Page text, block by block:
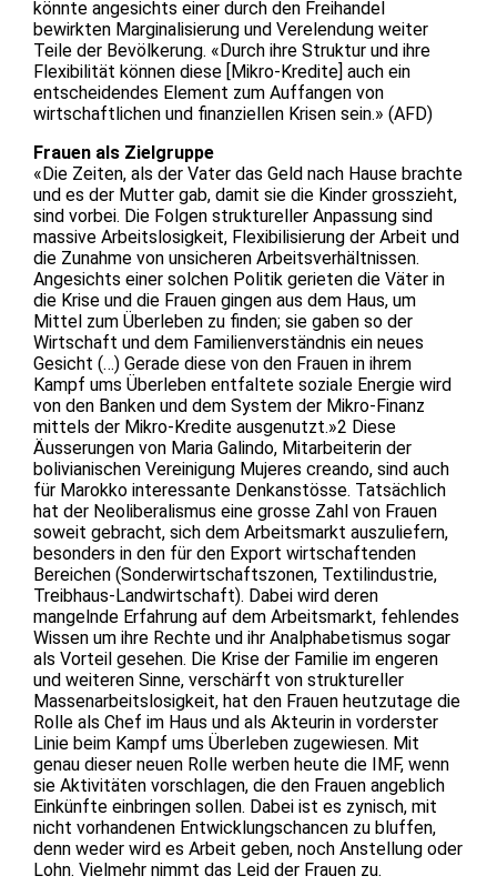
könnte angesichts einer durch den Freihandel
bewirkten Marginalisierung und Verelendung weiter
Teile der Bevölkerung. «Durch ihre Struktur und ihre
Flexibilität können diese [Mikro-Kredite] auch ein
entscheidendes Element zum Auffangen von
wirtschaftlichen und finanziellen Krisen sein.» (AFD)
Frauen als Zielgruppe
«Die Zeiten, als der Vater das Geld nach Hause brachte
und es der Mutter gab, damit sie die Kinder grosszieht,
sind vorbei. Die Folgen struktureller Anpassung sind
massive Arbeitslosigkeit, Flexibilisierung der Arbeit und
die Zunahme von unsicheren Arbeitsverhältnissen.
Angesichts einer solchen Politik gerieten die Väter in
die Krise und die Frauen gingen aus dem Haus, um
Mittel zum Überleben zu finden; sie gaben so der
Wirtschaft und dem Familienverständnis ein neues
Gesicht (…) Gerade diese von den Frauen in ihrem
Kampf ums Überleben entfaltete soziale Energie wird
von den Banken und dem System der Mikro-Finanz
mittels der Mikro-Kredite ausgenutzt.»2 Diese
Äusserungen von Maria Galindo, Mitarbeiterin der
bolivianischen Vereinigung Mujeres creando, sind auch
für Marokko interessante Denkanstösse. Tatsächlich
hat der Neoliberalismus eine grosse Zahl von Frauen
soweit gebracht, sich dem Arbeitsmarkt auszuliefern,
besonders in den für den Export wirtschaftenden
Bereichen (Sonderwirtschaftszonen, Textilindustrie,
Treibhaus-Landwirtschaft). Dabei wird deren
mangelnde Erfahrung auf dem Arbeitsmarkt, fehlendes
Wissen um ihre Rechte und ihr Analphabetismus sogar
als Vorteil gesehen. Die Krise der Familie im engeren
und weiteren Sinne, verschärft von struktureller
Massenarbeitslosigkeit, hat den Frauen heutzutage die
Rolle als Chef im Haus und als Akteurin in vorderster
Linie beim Kampf ums Überleben zugewiesen. Mit
genau dieser neuen Rolle werben heute die IMF, wenn
sie Aktivitäten vorschlagen, die den Frauen angeblich
Einkünfte einbringen sollen. Dabei ist es zynisch, mit
nicht vorhandenen Entwicklungschancen zu bluffen,
denn weder wird es Arbeit geben, noch Anstellung oder
Lohn. Vielmehr nimmt das Leid der Frauen zu.